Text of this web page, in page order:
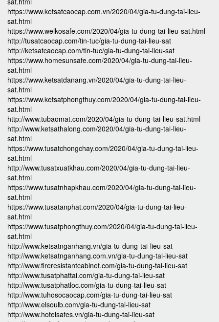
https://www.ketsatcaocap.com.vn/2020/04/gia-tu-dung-tai-lieu-
sat.html
https://www.welkosafe.com/2020/04/gia-tu-dung-tai-lieu-sat.html
http://tusatcaocap.com/tin-tuc/gia-tu-dung-tai-lieu-sat
http://ketsatcaocap.com/tin-tuc/gia-tu-dung-tai-lieu-sat
https://www.homesunsafe.com/2020/04/gia-tu-dung-tai-lieu-
sat.html
https://www.ketsatdanang.vn/2020/04/gia-tu-dung-tai-lieu-
sat.html
https://www.ketsatphongthuy.com/2020/04/gia-tu-dung-tai-lieu-
sat.html
http://www.tubaomat.com/2020/04/gia-tu-dung-tai-lieu-sat.html
http://www.ketsathalong.com/2020/04/gia-tu-dung-tai-lieu-
sat.html
https://www.tusatchongchay.com/2020/04/gia-tu-dung-tai-lieu-
sat.html
http://www.tusatxuatkhau.com/2020/04/gia-tu-dung-tai-lieu-
sat.html
https://www.tusatnhapkhau.com/2020/04/gia-tu-dung-tai-lieu-
sat.html
https://www.tusatanphat.com/2020/04/gia-tu-dung-tai-lieu-
sat.html
https://www.tusatphongthuy.com/2020/04/gia-tu-dung-tai-lieu-
sat.html
http://www.ketsatnganhang.vn/gia-tu-dung-tai-lieu-sat
http://www.ketsatnganhang.com.vn/gia-tu-dung-tai-lieu-sat
http://www.fireresistantcabinet.com/gia-tu-dung-tai-lieu-sat
http://www.tusatphattai.com/gia-tu-dung-tai-lieu-sat
http://www.tusatphatloc.com/gia-tu-dung-tai-lieu-sat
http://www.tuhosocaocap.com/gia-tu-dung-tai-lieu-sat
http://www.elsoulb.com/gia-tu-dung-tai-lieu-sat
http://www.hotelsafes.vn/gia-tu-dung-tai-lieu-sat